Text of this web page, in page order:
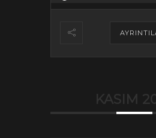
KASIM